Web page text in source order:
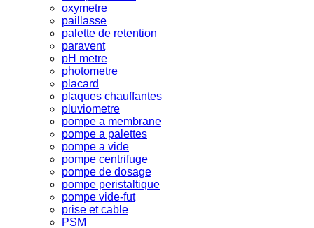
oxymetre
paillasse
palette de retention
paravent
pH metre
photometre
placard
plaques chauffantes
pluviometre
pompe a membrane
pompe a palettes
pompe a vide
pompe centrifuge
pompe de dosage
pompe peristaltique
pompe vide-fut
prise et cable
PSM